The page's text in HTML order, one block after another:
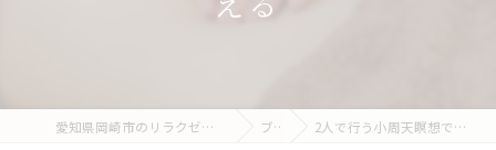
愛知県岡崎市のリラクゼーションならMUCHA SUERTE ブログ 2人で行う小周天瞑想でチャクラバランスを整える